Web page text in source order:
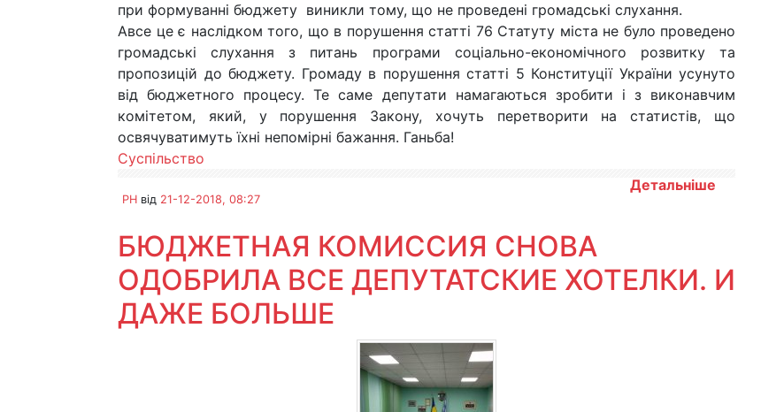
при формуванні бюджету виникли тому, що не проведені громадські слухання.
Авсе це є наслідком того, що в порушення статті 76 Статуту міста не було проведено
громадські слухання з питань програми соціально-економічного розвитку та
пропозицій до бюджету. Громаду в порушення статті 5 Конституції України усунуто
від бюджетного процесу. Те саме депутати намагаються зробити і з виконавчим
комітетом, який, у порушення Закону, хочуть перетворити на статистів, що
освячуватимуть їхні непомірні бажання. Ганьба!
Суспільство
Детальніше
PH від 21-12-2018, 08:27
БЮДЖЕТНАЯ КОМИССИЯ СНОВА
ОДОБРИЛА ВСЕ ДЕПУТАТСКИЕ ХОТЕЛКИ. И
ДАЖЕ БОЛЬШЕ